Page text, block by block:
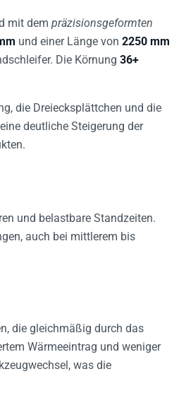
mit dem präzisionsgeformten
und einer Länge von 2250 mm
Die Körnung 36+
die Dreiecksplättchen und die
deutliche Steigerung der
und belastbare Standzeiten.
auch bei mittlerem bis
die gleichmäßig durch das
Wärmeeintrag und weniger
was die